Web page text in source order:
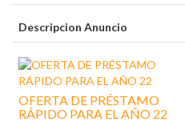
Descripcion Anuncio
OFERTA DE PRÉSTAMO
RÁPIDO PARA EL AÑO 22